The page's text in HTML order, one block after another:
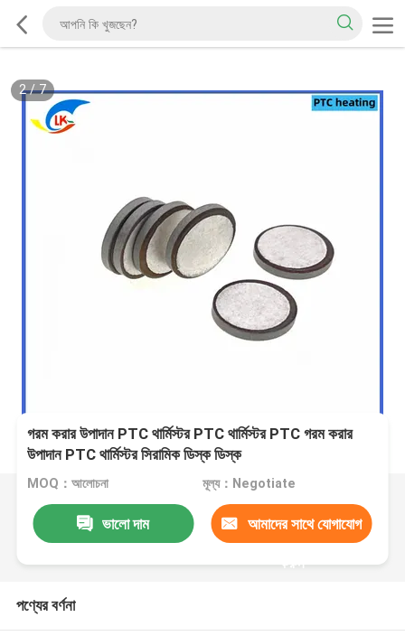
2/7
গরম করার উপাদান PTC থার্মিস্টর PTC থার্মিস্টর PTC গরম করার
উপাদান PTC থার্মিস্টর সিরামিক ডিস্ক ডিস্ক
MOQ：আলোচনা মূল্য：Negotiate
ভালো দাম আমাদের সাথে যোগাযোগ
করুন
পণ্যের বর্ণনা